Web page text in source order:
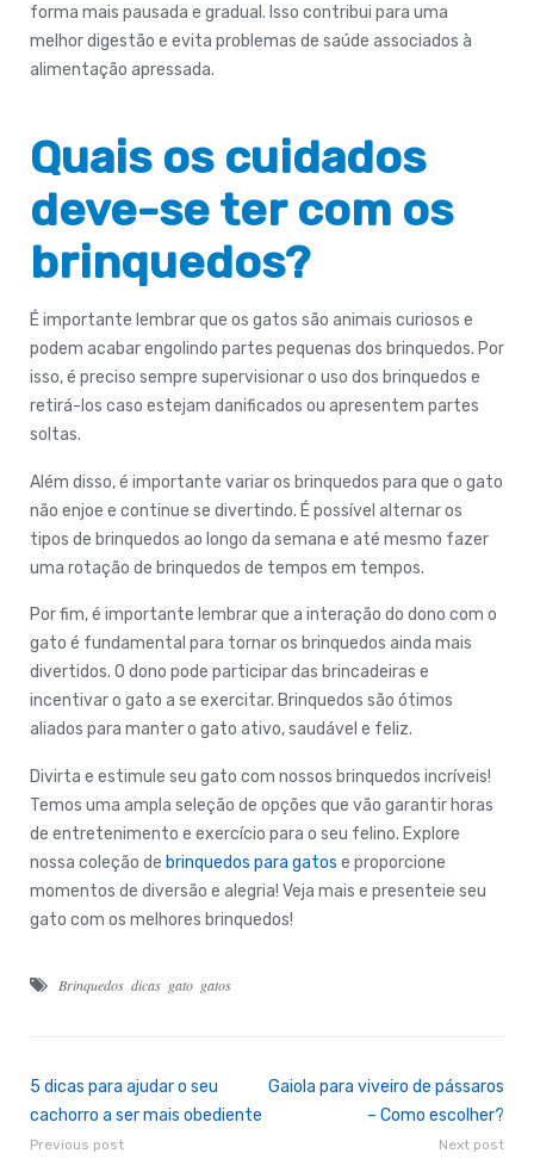
forma mais pausada e gradual. Isso contribui para uma
melhor digestão e evita problemas de saúde associados à
alimentação apressada.
Quais os cuidados
deve-se ter com os
brinquedos?
É importante lembrar que os gatos são animais curiosos e
podem acabar engolindo partes pequenas dos brinquedos. Por
isso, é preciso sempre supervisionar o uso dos brinquedos e
retirá-los caso estejam danificados ou apresentem partes
soltas.
Além disso, é importante variar os brinquedos para que o gato
não enjoe e continue se divertindo. É possível alternar os
tipos de brinquedos ao longo da semana e até mesmo fazer
uma rotação de brinquedos de tempos em tempos.
Por fim, é importante lembrar que a interação do dono com o
gato é fundamental para tornar os brinquedos ainda mais
divertidos. O dono pode participar das brincadeiras e
incentivar o gato a se exercitar. Brinquedos são ótimos
aliados para manter o gato ativo, saudável e feliz.
Divirta e estimule seu gato com nossos brinquedos incríveis!
Temos uma ampla seleção de opções que vão garantir horas
de entretenimento e exercício para o seu felino. Explore
nossa coleção de brinquedos para gatos e proporcione
momentos de diversão e alegria! Veja mais e presenteie seu
gato com os melhores brinquedos!
Brinquedos dicas gato gatos
5 dicas para ajudar o seu
cachorro a ser mais obediente
Previous post
Gaiola para viveiro de pássaros
– Como escolher?
Next post